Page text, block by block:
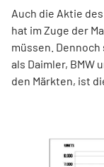
Auch die Aktie
hat im Zuge der
müssen.
als Daimler, BMW
den Märkten, ist